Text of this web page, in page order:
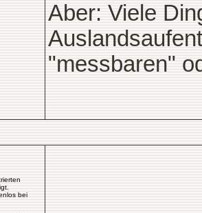
Aber: Viele
"messbaren"
bei